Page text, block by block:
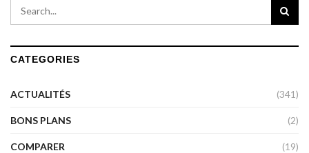
CATEGORIES
ACTUALITÉS (341)
BONS PLANS (2)
COMPARER (19)